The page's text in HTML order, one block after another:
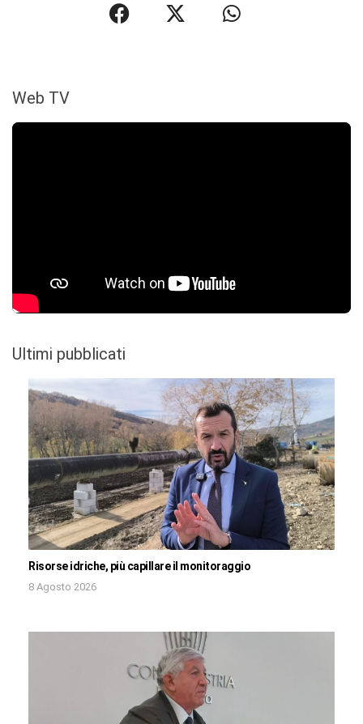
Web TV
Ultimi pubblicati
Risorse idriche, più capillare il monitoraggio
8 Agosto 2026